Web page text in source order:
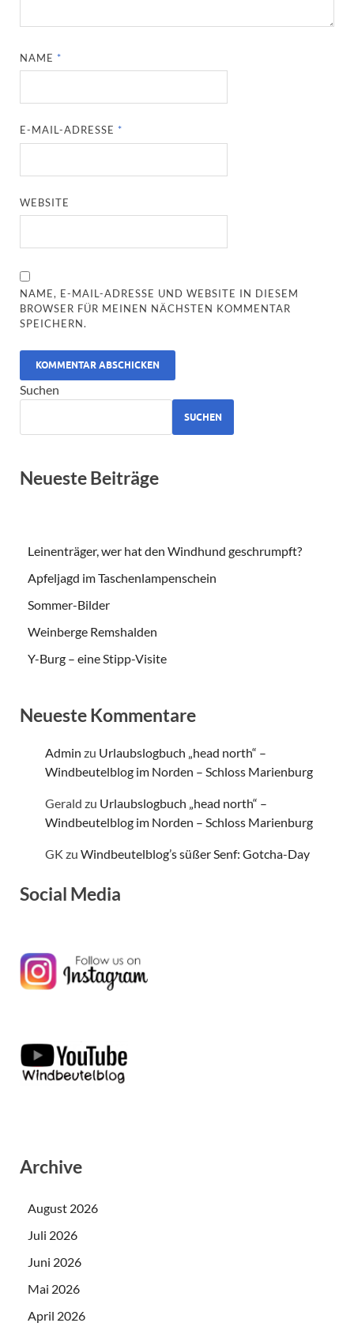
NAME *
E-MAIL-ADRESSE *
WEBSITE
NAME, E-MAIL-ADRESSE UND WEBSITE IN DIESEM
BROWSER FÜR MEINEN NÄCHSTEN KOMMENTAR
SPEICHERN.
ALTERNATIVE:
Suchen
SUCHEN
Neueste Beiträge
Leinenträger, wer hat den Windhund geschrumpft?
Apfeljagd im Taschenlampenschein
Sommer-Bilder
Weinberge Remshalden
Y-Burg – eine Stipp-Visite
Neueste Kommentare
Admin zu Urlaubslogbuch „head north“ –
Windbeutelblog im Norden – Schloss Marienburg
Gerald zu Urlaubslogbuch „head north“ –
Windbeutelblog im Norden – Schloss Marienburg
GK zu Windbeutelblog’s süßer Senf: Gotcha-Day
Social Media
Archive
August 2026
Juli 2026
Juni 2026
Mai 2026
April 2026